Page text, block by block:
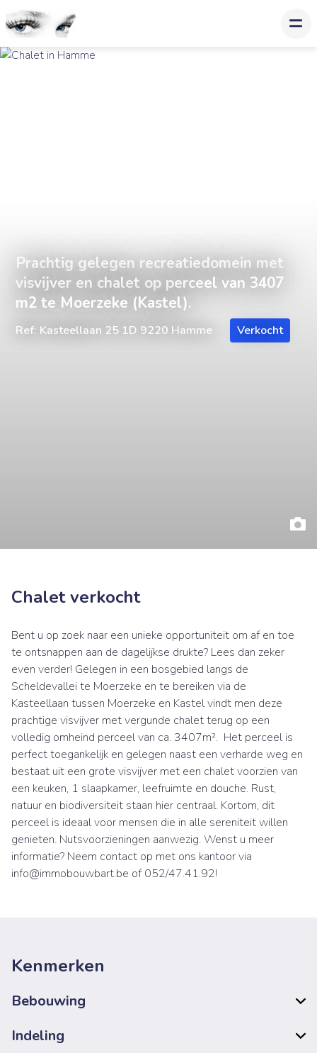
Prachtig gelegen recreatiedomein met
visvijver en chalet op perceel van 3407
m2 te Moerzeke (Kastel).
Ref: Kasteellaan 25 1D 9220 Hamme Verkocht
Chalet verkocht
Bent u op zoek naar een unieke opportuniteit om af en toe
te ontsnappen aan de dagelijkse drukte? Lees dan zeker
even verder! Gelegen in een bosgebied langs de
Scheldevallei te Moerzeke en te bereiken via de
Kasteellaan tussen Moerzeke en Kastel vindt men deze
prachtige visvijver met vergunde chalet terug op een
volledig omheind perceel van ca. 3407m². Het perceel is
perfect toegankelijk en gelegen naast een verharde weg en
bestaat uit een grote visvijver met een chalet voorzien van
een keuken, 1 slaapkamer, leefruimte en douche. Rust,
natuur en biodiversiteit staan hier centraal. Kortom, dit
perceel is ideaal voor mensen die in alle sereniteit willen
genieten. Nutsvoorzieningen aanwezig. Wenst u meer
informatie? Neem contact op met ons kantoor via
info@immobouwbart.be of 052/47.41.92!
Kenmerken
Bebouwing
Indeling